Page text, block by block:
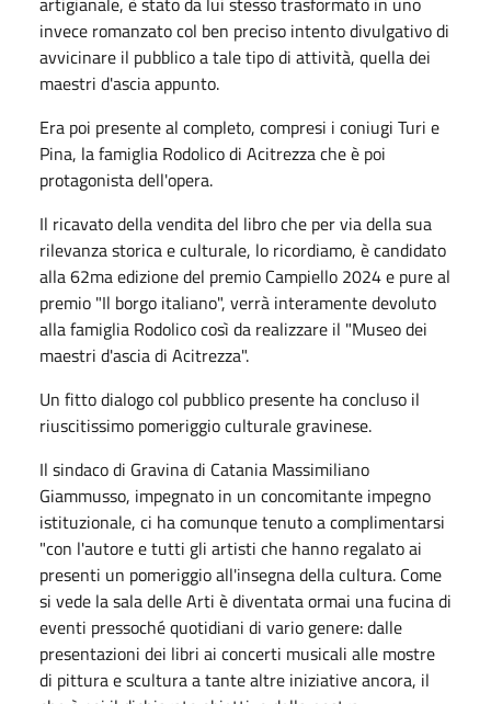
invece romanzato col ben preciso intento divulgativo di
avvicinare il pubblico a tale tipo di attività, quella dei
maestri d'ascia appunto.
Era poi presente al completo, compresi i coniugi Turi e
Pina, la famiglia Rodolico di Acitrezza che è poi
protagonista dell'opera.
Il ricavato della vendita del libro che per via della sua
rilevanza storica e culturale, lo ricordiamo, è candidato
alla 62ma edizione del premio Campiello 2024 e pure al
premio "Il borgo italiano", verrà interamente devoluto
alla famiglia Rodolico così da realizzare il "Museo dei
maestri d'ascia di Acitrezza".
Un fitto dialogo col pubblico presente ha concluso il
riuscitissimo pomeriggio culturale gravinese.
Il sindaco di Gravina di Catania Massimiliano
Giammusso, impegnato in un concomitante impegno
istituzionale, ci ha comunque tenuto a complimentarsi
"con l'autore e tutti gli artisti che hanno regalato ai
presenti un pomeriggio all'insegna della cultura. Come
si vede la sala delle Arti è diventata ormai una fucina di
eventi pressoché quotidiani di vario genere: dalle
presentazioni dei libri ai concerti musicali alle mostre
di pittura e scultura a tante altre iniziative ancora, il